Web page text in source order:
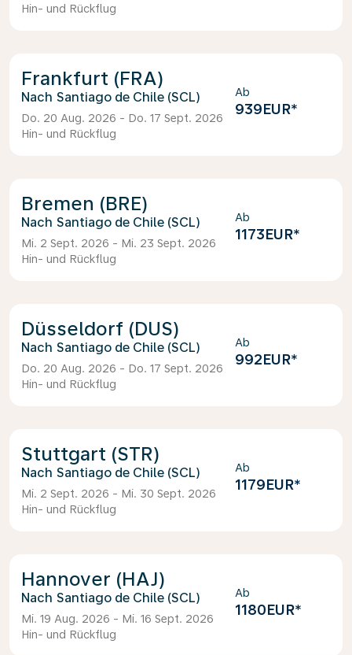
Hin- und Rückflug
Frankfurt (FRA)
Santiago de Chile (SCL)
Do. 20 Aug. 2026 - Do. 17 Sept. 2026
Hin- und Rückflug
Ab
939EUR*
Bremen (BRE)
Santiago de Chile (SCL)
Mi. 2 Sept. 2026 - Mi. 23 Sept. 2026
Hin- und Rückflug
Ab
1173EUR*
Düsseldorf (DUS)
Santiago de Chile (SCL)
Do. 20 Aug. 2026 - Do. 17 Sept. 2026
Hin- und Rückflug
Ab
992EUR*
Stuttgart (STR)
Santiago de Chile (SCL)
Mi. 2 Sept. 2026 - Mi. 30 Sept. 2026
Hin- und Rückflug
Ab
1179EUR*
Hannover (HAJ)
Santiago de Chile (SCL)
Mi. 19 Aug. 2026 - Mi. 16 Sept. 2026
Hin- und Rückflug
Ab
1180EUR*